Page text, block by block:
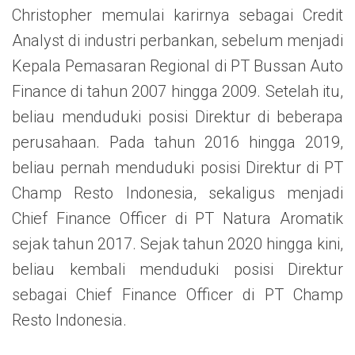
Christopher memulai karirnya sebagai Credit
Analyst di industri perbankan, sebelum menjadi
Kepala Pemasaran Regional di PT Bussan Auto
Finance di tahun 2007 hingga 2009. Setelah itu,
beliau menduduki posisi Direktur di beberapa
perusahaan. Pada tahun 2016 hingga 2019,
beliau pernah menduduki posisi Direktur di PT
Champ Resto Indonesia, sekaligus menjadi
Chief Finance Officer di PT Natura Aromatik
sejak tahun 2017. Sejak tahun 2020 hingga kini,
beliau kembali menduduki posisi Direktur
sebagai Chief Finance Officer di PT Champ
Resto Indonesia.